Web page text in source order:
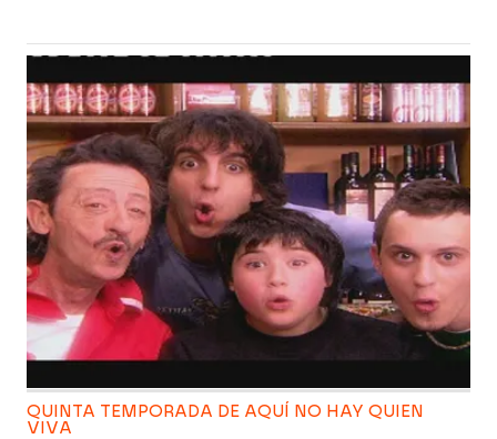
QUINTA TEMPORADA DE AQUÍ NO HAY QUIEN
VIVA